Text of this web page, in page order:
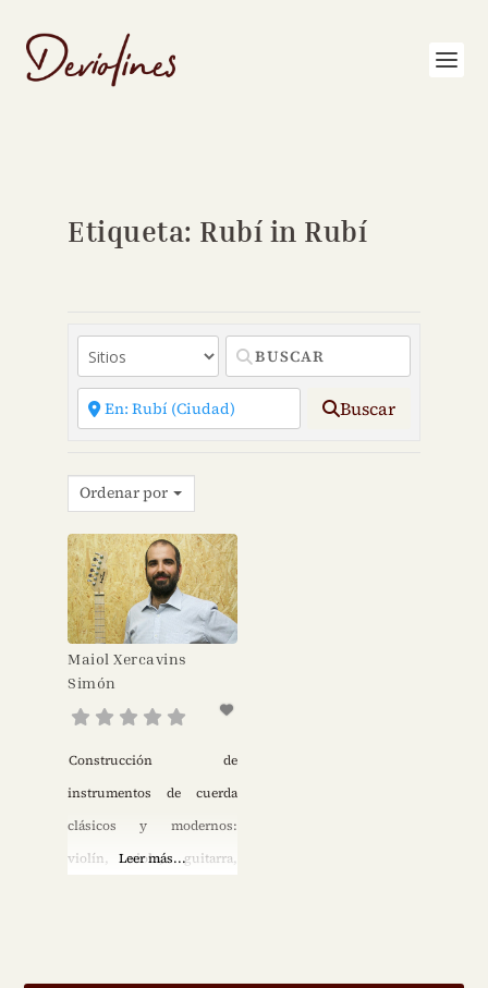
Etiqueta: Rubí in Rubí
Buscar
Ordenar por
Maiol Xercavins
Simón
Construcción de
instrumentos de cuerda
clásicos y modernos:
violín, viola, guitarra,
Leer más...